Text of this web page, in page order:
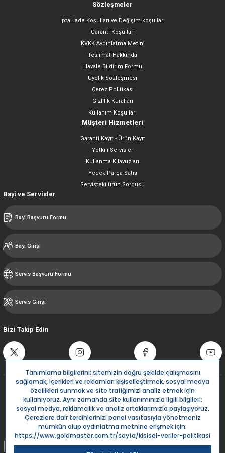
Sözleşmeler
İptal İade Koşulları ve Değişim koşulları
Garanti Koşulları
KVKK Aydınlatma Metini
Teslimat Hakkında
Havale Bildirim Formu
Üyelik Sözleşmesi
Çerez Politikası
Gizlilik Kuralları
Kullanım Koşulları
Müşteri Hizmetleri
Garanti Kayıt - Ürün Kayıt
Yetkili Servisler
Kullanma Kılavuzları
Yedek Parça Satış
Servisteki ürün Sorgusu
Bayi ve Servisler
Bayi Başvuru Formu
Bayi Girişi
Servis Başvuru Formu
Servis Girişi
Bizi Takip Edin
Destek Hattı
0850 532 5666
Bize Yazın Live Support